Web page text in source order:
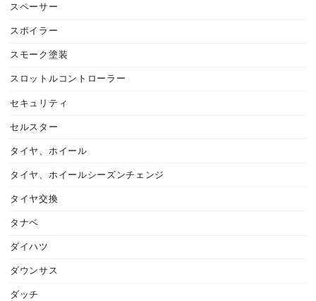
スペーサー
スポイラー
スモーク塗装
スロットルコントローラー
セキュリティ
セルスター
タイヤ、ホイール
タイヤ、ホイールシーズンチェンジ
タイヤ交換
タナベ
ダイハツ
ダウンサス
ダッチ